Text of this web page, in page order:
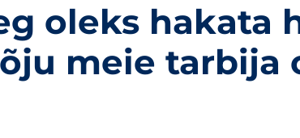
oleks hakata
meie tarbija